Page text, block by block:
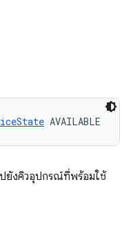
AVAILABLE
ยังคิวอุปกรณ์ที่พร้อมใช้